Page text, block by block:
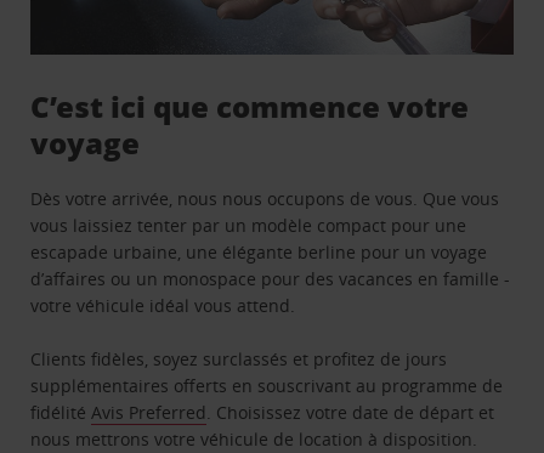
C’est ici que commence votre
voyage
Dès votre arrivée, nous nous occupons de vous. Que vous
vous laissiez tenter par un modèle compact pour une
escapade urbaine, une élégante berline pour un voyage
d’affaires ou un monospace pour des vacances en famille -
votre véhicule idéal vous attend.
Clients fidèles, soyez surclassés et profitez de jours
supplémentaires offerts en souscrivant au programme de
fidélitéAvis Preferred. Choisissez votre date de départ et
nous mettrons votre véhicule de location à disposition.